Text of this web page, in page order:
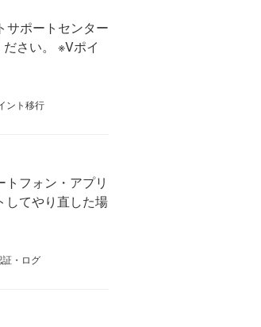
サポートセンター
さい。 ※Vポイ
ント移行
フォン・アプリ
してやり直した場
証・ログ